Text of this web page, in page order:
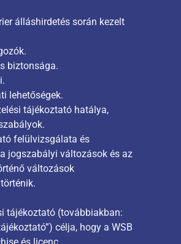
álláshirdetés során kezelt
biztonsága.
lehetőségek.
tájékoztató hatálya,
felülvizsgálata és
jogszabályi változások és az
változások
tájékoztató (továbbiakban:
célja, hogy a WSB